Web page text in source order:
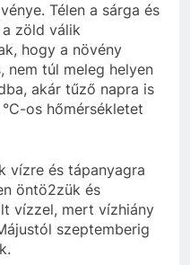
Télen a sárga és
a zöld válik
hogy a növény
nem túl meleg helyen
akár tűző napra is
os hőmérsékletet
vízre és tápanyagra
öntö2zük és
vízzel, mert vízhiány
szeptemberig